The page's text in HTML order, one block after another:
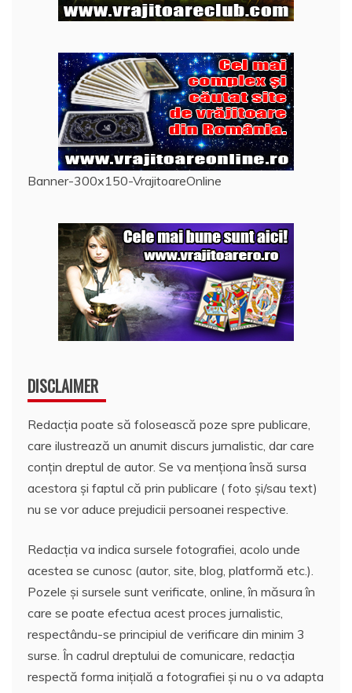
Banner-300x150-VrajitoareOnline
DISCLAIMER
Redacția poate să folosească poze spre publicare,
care ilustrează un anumit discurs jurnalistic, dar care
conțin dreptul de autor. Se va menționa însă sursa
acestora și faptul că prin publicare ( foto și/sau text)
nu se vor aduce prejudicii persoanei respective.
Redacția va indica sursele fotografiei, acolo unde
acestea se cunosc (autor, site, blog, platformă etc.).
Pozele și sursele sunt verificate, online, în măsura în
care se poate efectua acest proces jurnalistic,
respectându-se principiul de verificare din minim 3
surse. În cadrul dreptului de comunicare, redacția
respectă forma inițială a fotografiei și nu o va adapta